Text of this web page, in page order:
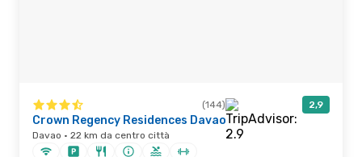
(144) 2,9
Crown Regency Residences Davao
Davao · 22 km da centro città